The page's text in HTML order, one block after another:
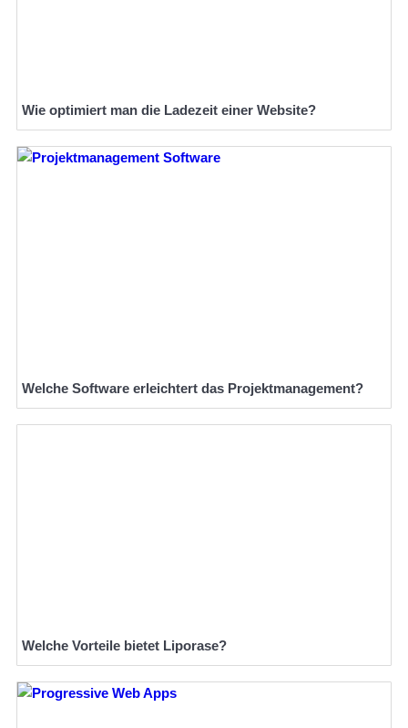
Wie optimiert man die Ladezeit einer Website?
Welche Software erleichtert das Projektmanagement?
Welche Vorteile bietet Liporase?